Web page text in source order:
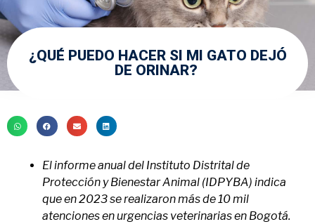
¿QUÉ PUEDO HACER SI MI GATO DEJÓ
DE ORINAR?
El informe anual del Instituto Distrital de
Protección y Bienestar Animal (IDPYBA) indica
que en 2023 se realizaron más de 10 mil
atenciones en urgencias veterinarias en Bogotá.